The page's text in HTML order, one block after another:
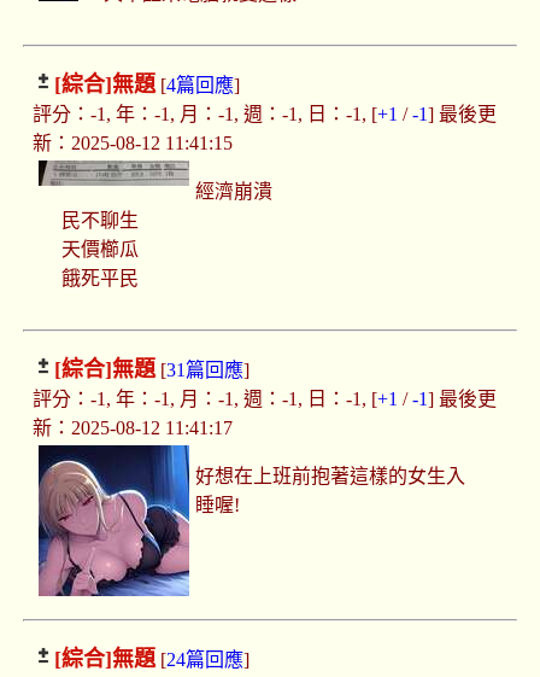
[綜合]無題[4篇回應]
評分：-1, 年：-1, 月：-1, 週：-1, 日：-1, [+1 /-1] 最後更
新：2025-08-12 11:41:15
經濟崩潰
民不聊生
天價櫛瓜
餓死平民
[綜合]無題[31篇回應]
評分：-1, 年：-1, 月：-1, 週：-1, 日：-1, [+1 /-1] 最後更
新：2025-08-12 11:41:17
好想在上班前抱著這樣的女生入
睡喔!
[綜合]無題[24篇回應]